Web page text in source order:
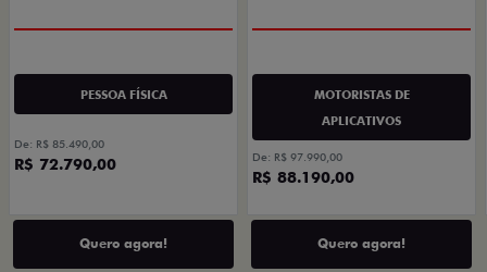
PESSOA FÍSICA
De: R$ 85.490,00
R$ 72.790,00
Quero agora!
MOTORISTAS DE
APLICATIVOS
De: R$ 97.990,00
R$ 88.190,00
Quero agora!